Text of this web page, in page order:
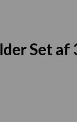
Set af